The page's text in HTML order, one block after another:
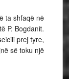
ta shfaqë në
P. Bogdanit.
prej tyre,
së toku një